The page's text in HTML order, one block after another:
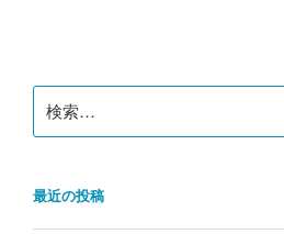
索:
最近の投稿